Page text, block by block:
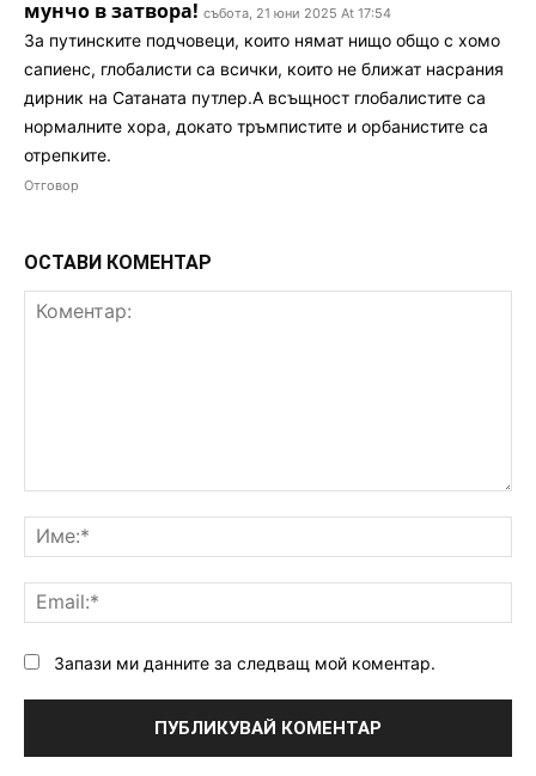
мунчо в затвора! събота, 21 юни 2025 At 17:54
За путинските подчовеци, които нямат нищо общо с хомо
сапиенс, глобалисти са всички, които не ближат насрания
дирник на Сатаната путлер.А всъщност глобалистите са
нормалните хора, докато тръмпистите и орбанистите са
отрепките.
Отговор
ОСТАВИ КОМЕНТАР
Запази ми данните за следващ мой коментар.